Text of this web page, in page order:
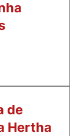
de
Hertha